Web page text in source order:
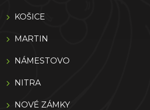
KOŠICE
MARTIN
NÁMESTOVO
NITRA
NOVÉ ZÁMKY